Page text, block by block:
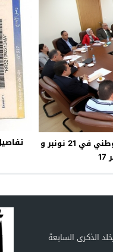
حزب الاستقلال:دورة عادية للمجلس الوطني في 21 نونبر و
الذكرى السابعة